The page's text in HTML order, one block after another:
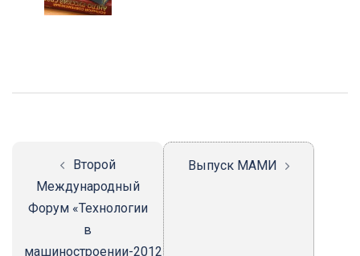
Навигация
Второй
Международный
Форум «Технологии
в
машиностроении-2012»
Выпуск МАМИ